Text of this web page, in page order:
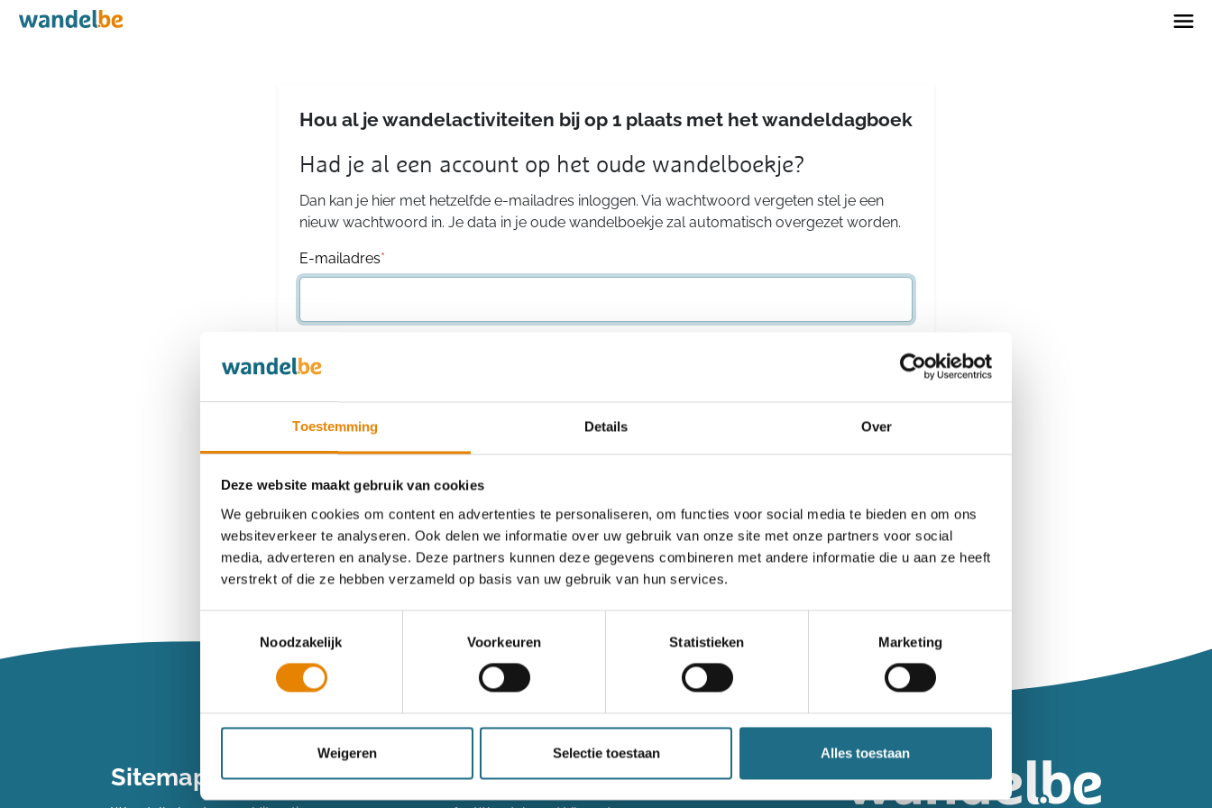
Toestemming Details Over
Deze website maakt gebruik van cookies
We gebruiken cookies om content en advertenties te personaliseren, om functies voor social media te bieden en om ons
websiteverkeer te analyseren. Ook delen we informatie over uw gebruik van onze site met onze partners voor social
media, adverteren en analyse. Deze partners kunnen deze gegevens combineren met andere informatie die u aan ze heeft
verstrekt of die ze hebben verzameld op basis van uw gebruik van hun services.
Noodzakelijk
Voorkeuren Statistieken Marketing
Weigeren Selectie toestaan Alles toestaan
Home
Hou al je wandelactiviteiten bij op 1 plaats met het wandeldagboek
Had je al een account op het oude wandelboekje?
Dan kan je hier met hetzelfde e-mailadres inloggen. Via wachtwoord vergeten stel je een
nieuw wachtwoord in. Je data in je oude wandelboekje zal automatisch overgezet worden.
E-mailadres*
Heb je nog geen account?
Maak een nieuw account aan
Vind je je weg niet goed in het wandeldagboek? Raadpleeg dan hier de handleiding.
Sitemap Contact